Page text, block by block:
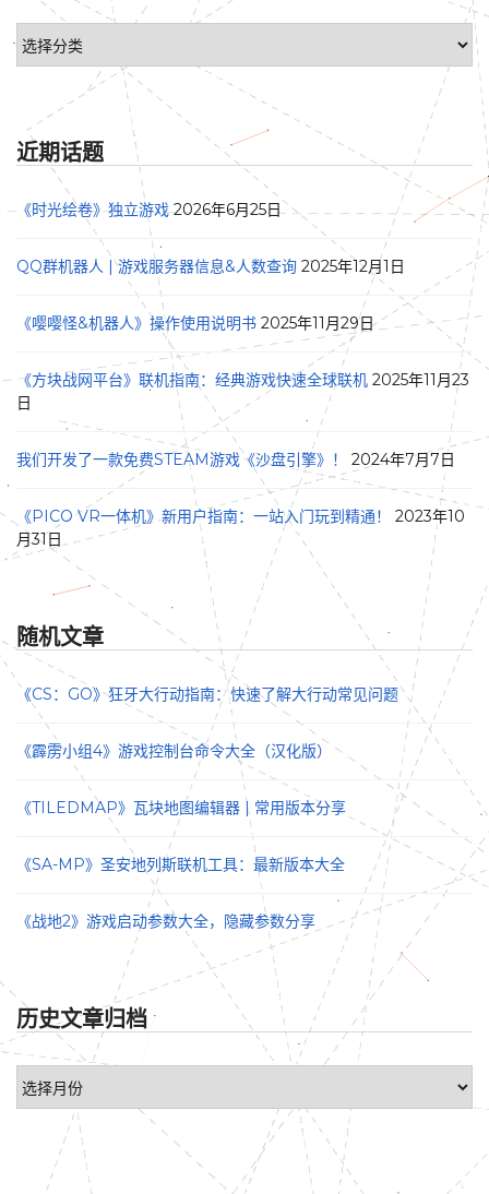
近期话题
《时光绘卷》独立游戏 2026年6月25日
QQ群机器人 | 游戏服务器信息&人数查询 2025年12月1日
《嘤嘤怪&机器人》操作使用说明书 2025年11月29日
《方块战网平台》联机指南：经典游戏快速全球联机 2025年11月23
日
我们开发了一款免费STEAM游戏《沙盘引擎》！ 2024年7月7日
《PICO VR一体机》新用户指南：一站入门玩到精通！
2023年10
月31日
随机文章
《CS：GO》狂牙大行动指南：快速了解大行动常见问题
《霹雳小组4》游戏控制台命令大全（汉化版）
《TILEDMAP》瓦块地图编辑器 | 常用版本分享
《SA-MP》圣安地列斯联机工具：最新版本大全
《战地2》游戏启动参数大全，隐藏参数分享
历史文章归档